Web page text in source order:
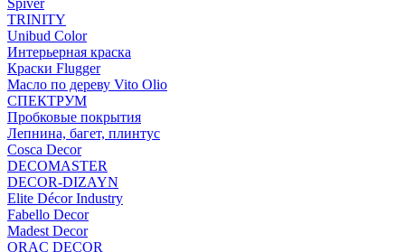
TRINITY
Unibud Color
Интерьерная краска
Краски Flugger
Масло по дереву Vito Olio
СПЕКТРУМ
Пробковые покрытия
Лепнина, багет, плинтус
Cosca Decor
DECOMASTER
DECOR-DIZAYN
Elite Décor Industry
Fabello Decor
Madest Decor
ORAC DECOR